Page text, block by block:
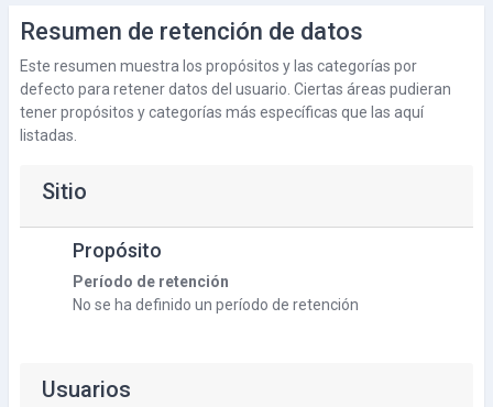
Resumen de retención de datos
Este resumen muestra los propósitos y las categorías por
defecto para retener datos del usuario. Ciertas áreas pudieran
tener propósitos y categorías más específicas que las aquí
listadas.
Sitio
Propósito
Período de retención
No se ha definido un período de retención
Usuarios